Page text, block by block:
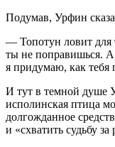
Подумав, Урфин
— Топотун ловит для
ты не поправишься.
я придумаю, как тебя
И тут в темной душе
исполинская птица
долгожданное
и «схватить судьбу